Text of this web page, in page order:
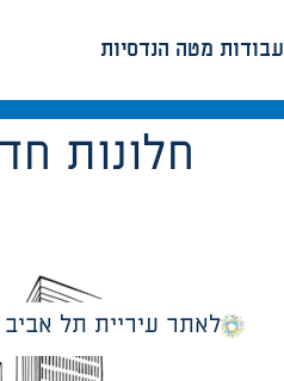
עבודות מטה הנדסיות
חלונות
לאתר עיריית תל אביב